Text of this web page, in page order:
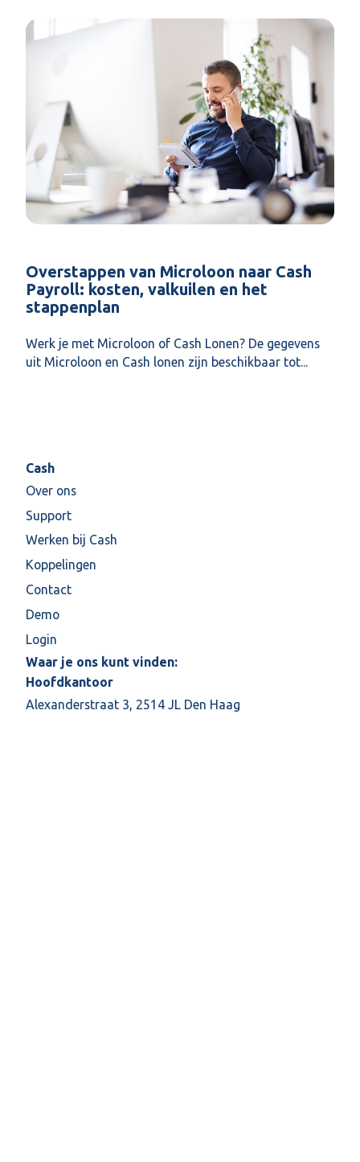
Overstappen van Microloon naar Cash
Payroll: kosten, valkuilen en het
stappenplan
Werk je met Microloon of Cash Lonen? De gegevens
uit Microloon en Cash lonen zijn beschikbaar tot...
Cash
Over ons
Support
Werken bij Cash
Koppelingen
Contact
Demo
Login
Waar je ons kunt vinden:
Hoofdkantoor
Alexanderstraat 3, 2514 JL Den Haag